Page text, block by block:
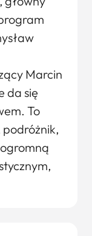
Marcin
da się
To